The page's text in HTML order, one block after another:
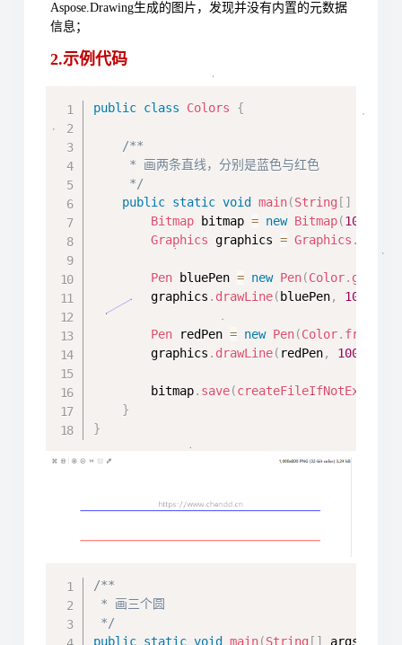
Aspose.Drawing生成的图片，发现并没有内置的元数据
信息；
2.示例代码
public class Colors {
/**
     * 画两条直线，分别是蓝色与红色
     */
public static void main(String [ ]
Bitmap bitmap = new Bitmap(1000
Graphics graphics = Graphics .
Pen bluePen = new Pen(Color. getBlue
        graphics
. drawLine( bluePen, 100
Pen redPen = new Pen(Color. fromArgb
        graphics
. drawLine( redPen, 100
        bitmap
. save(createFileIfNotExist
}
}
/**
* 画三个圆
*/
public static void main(String [ ] args